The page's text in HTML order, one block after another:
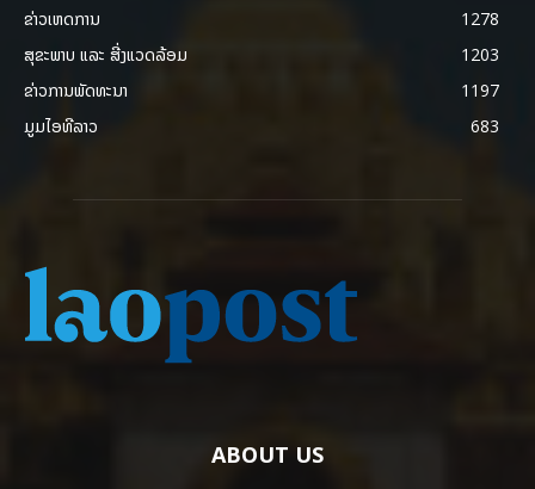
ຂ່າວເຫດການ
1278
ສຸຂະພາບ ແລະ ສີ່ງແວດລ້ອມ
1203
ຂ່າວການພັດທະນາ
1197
ມູມໄອທີລາວ
683
ABOUT US